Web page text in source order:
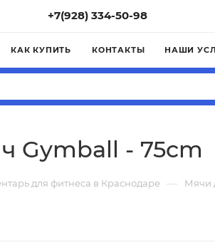
+7(928) 334-50-98
КАК КУПИТЬ КОНТАКТЫ НАШИ
Gymball - 75cm
для фитнеса в Краснодаре —
Мячи